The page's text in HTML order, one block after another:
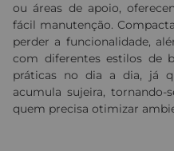
ou áreas de apoio,
fácil manutenção.
perder a funcionalidade,
com diferentes estilos de
práticas no dia a dia, já
acumula sujeira,
quem precisa otimizar